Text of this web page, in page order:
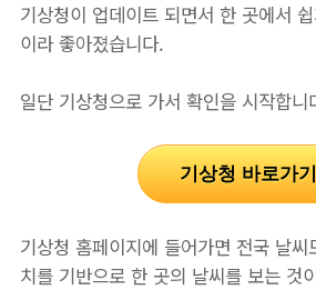
기상청이 업데이트 되면서 한 곳에서
이라 좋아졌습니다.
일단 기상청으로 가서 확인을 시작합니
기상청 바로가기
기상청 홈페이지에 들어가면 전국 날
치를 기반으로 한 곳의 날씨를 보는 것